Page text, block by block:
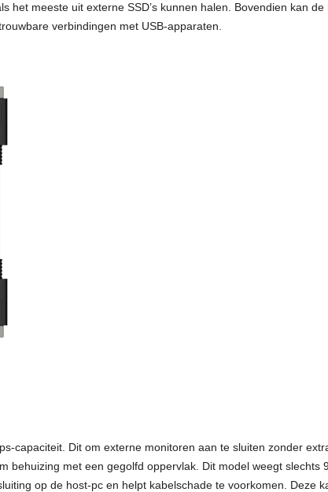
het meeste uit externe SSD’s kunnen halen. Bovendien kan
verbindingen met USB-apparaten.
capaciteit. Dit om externe monitoren aan te sluiten zonder
behuizing met een gegolfd oppervlak. Dit model weegt slechts
op de host-pc en helpt kabelschade te voorkomen. Deze